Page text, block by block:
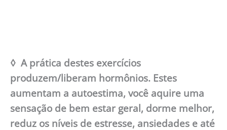
◊ A prática destes exercícios
produzem/liberam hormônios. Estes
aumentam a autoestima, você aquire uma
sensação de bem estar geral, dorme melhor,
reduz os níveis de estresse, ansiedades e até